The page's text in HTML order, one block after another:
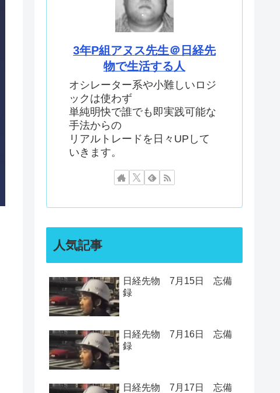
3年P組アヌス先生＠日経先
物で生活する人
オシレーター系や小難しいロジ
ックは使わず
単純明快で誰でも即実践可能な
手法からの
リアルトレードを日々UPして
いきます。
人気記事
日経先物 7月15日 忘備
録
日経先物 7月16日 忘備
録
日経先物 7月17日 忘備